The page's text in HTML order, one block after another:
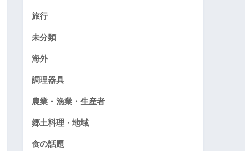
旅行
未分類
海外
調理器具
農業・漁業・生産者
郷土料理・地域
食の話題